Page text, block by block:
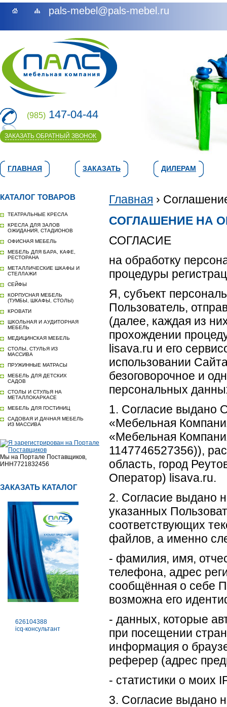
pals-mebel@pals-mebel.ru
(985) 147-04-44
ЗАКАЗАТЬ ОБРАТНЫЙ ЗВОНОК
ГЛАВНАЯ ЗАКАЗАТЬ ДИЛЕРАМ
КАТАЛОГ ТОВАРОВ
ТЕАТРАЛЬНЫЕ КРЕСЛА
КРЕСЛА ДЛЯ ЗАЛОВ
ОЖИДАНИЯ, СТАДИОНОВ
ОФИСНАЯ МЕБЕЛЬ
МЕБЕЛЬ ДЛЯ БАРА, КАФЕ,
РЕСТОРАНА
МЕТАЛЛИЧЕСКИЕ ШКАФЫ И
СТЕЛЛАЖИ
СЕЙФЫ
КОРПУСНАЯ МЕБЕЛЬ
(ТУМБЫ, ШКАФЫ, СТОЛЫ)
КРОВАТИ
ШКОЛЬНАЯ И АУДИТОРНАЯ
МЕБЕЛЬ
МЕДИЦИНСКАЯ МЕБЕЛЬ
СТОЛЫ, СТУЛЬЯ ИЗ
МАССИВА
ПРУЖИННЫЕ МАТРАСЫ
МЕБЕЛЬ ДЛЯ ДЕТСКИХ
САДОВ
СТОЛЫ И СТУЛЬЯ НА
МЕТАЛЛОКАРКАСЕ
МЕБЕЛЬ ДЛЯ ГОСТИНИЦ
САДОВАЯ И ДАЧНАЯ МЕБЕЛЬ
ИЗ МАССИВА
Мы на Портале Поставщиков,
ИНН7721832456
ЗАКАЗАТЬ КАТАЛОГ
626104388
icq-консультант
Главная ›
СОГЛАШЕНИЕ НА
СОГЛАСИЕ
на обработку
процедуры
Я, субъект
Пользователь,
(далее, каждая из
прохождении
lisava.ru и его
использовании
безоговорочное и
персональных
1. Согласие выдано
«Мебельная
«Мебельная
1147746527356)),
область, город
Оператор) lisava.ru.
2. Согласие выдано
указанных
соответствующих
файлов, а именно
- фамилия, имя,
телефона, адрес
сообщённая о себе
возможна его
- данных, которые
при посещении
информация о
реферер (адрес
- статистики о моих
3. Согласие выдано